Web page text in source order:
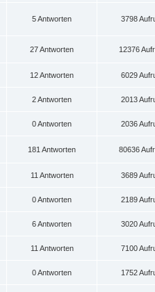
5 Antworten 3798
27 Antworten 12376
12 Antworten 6029
2 Antworten 2013
0 Antworten 2036
181 Antworten 80636
11 Antworten 3689
0 Antworten 2189
6 Antworten 3020
11 Antworten 7100
0 Antworten 1752